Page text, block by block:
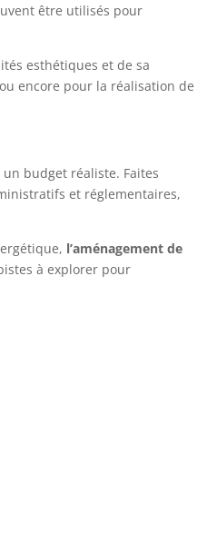
être utilisés pour
esthétiques et de sa
encore pour la réalisation de
budget réaliste. Faites
et réglementaires,
l’aménagement de
à explorer pour